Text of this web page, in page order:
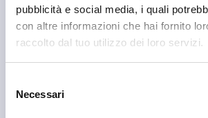
pubblicità e social media, i quali
con altre informazioni che hai fornito
raccolto dal tuo utilizzo dei loro servizi.
delNecessari
Associazione Culturale Views